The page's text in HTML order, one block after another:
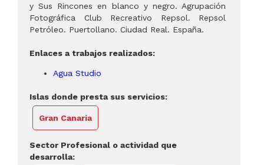
y Sus Rincones en blanco y negro. Agrupación
Fotográfica Club Recreativo Repsol. Repsol
Petróleo. Puertollano. Ciudad Real. España.
Enlaces a trabajos realizados:
Agua Studio
Islas donde presta sus servicios:
Gran Canaria
Sector Profesional o actividad que
desarrolla: